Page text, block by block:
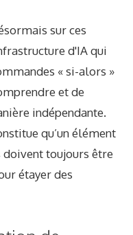
sur ces
d'IA qui
« si-alors »
et de
indépendante.
qu’un élément
doivent toujours être
étayer des